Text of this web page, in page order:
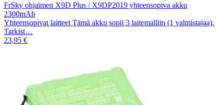
FrSky ohjaimen X9D Plus / X9DP2019 yhteensopiva akku
2300mAh
Yhteensopivat laitteet Tämä akku sopii 3 laitemalliin (1 valmistajaa).
Tarkist…
23,95 €